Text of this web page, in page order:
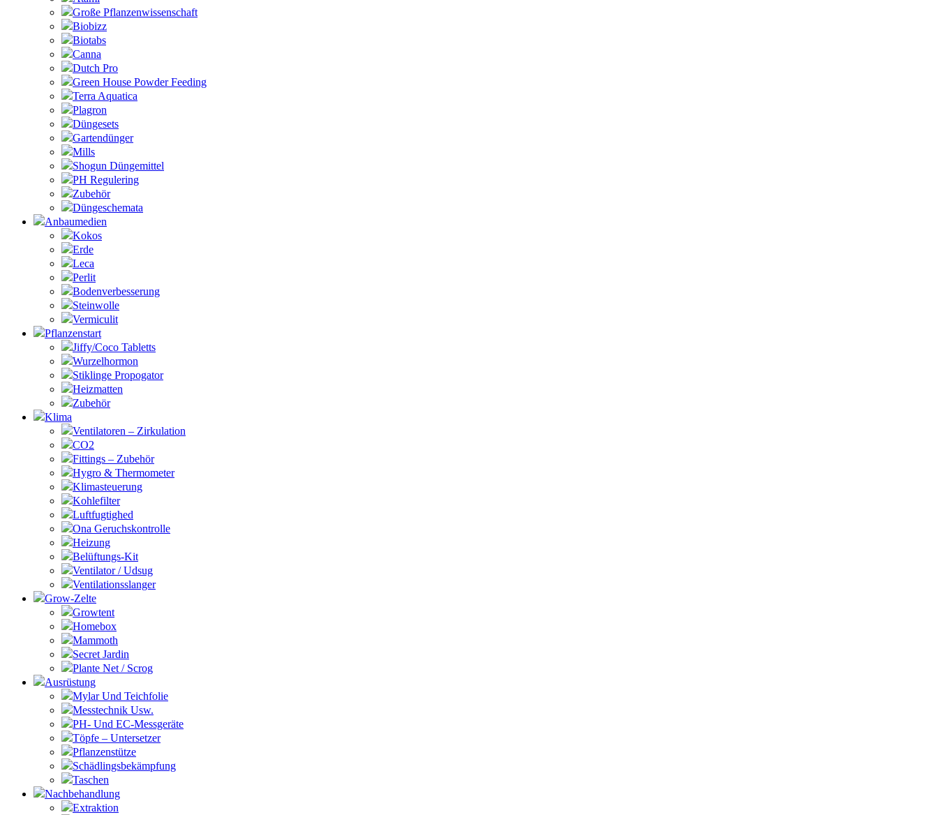
Große Pflanzenwissenschaft
Biobizz
Biotabs
Canna
Dutch Pro
Green House Powder Feeding
Terra Aquatica
Plagron
Düngesets
Gartendünger
Mills
Shogun Düngemittel
PH Regulering
Zubehör
Düngeschemata
Anbaumedien
Kokos
Erde
Leca
Perlit
Bodenverbesserung
Steinwolle
Vermiculit
Pflanzenstart
Jiffy/Coco Tabletts
Wurzelhormon
Stiklinge Propogator
Heizmatten
Zubehör
Klima
Ventilatoren – Zirkulation
CO2
Fittings – Zubehör
Hygro & Thermometer
Klimasteuerung
Kohlefilter
Luftfugtighed
Ona Geruchskontrolle
Heizung
Belüftungs-Kit
Ventilator / Udsug
Ventilationsslanger
Grow-Zelte
Growtent
Homebox
Mammoth
Secret Jardin
Plante Net / Scrog
Ausrüstung
Mylar Und Teichfolie
Messtechnik Usw.
PH- Und EC-Messgeräte
Töpfe – Untersetzer
Pflanzenstütze
Schädlingsbekämpfung
Taschen
Nachbehandlung
Extraktion